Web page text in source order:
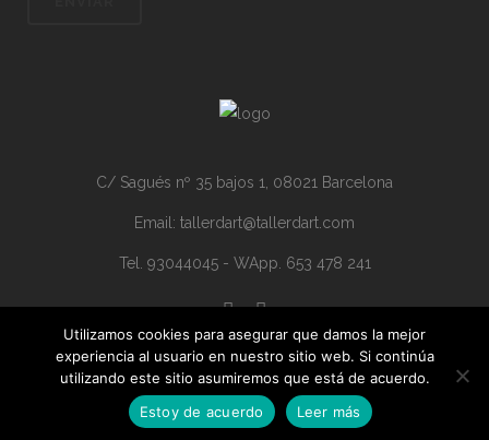
C/ Sagués nº 35 bajos 1, 08021 Barcelona
Email: tallerdart@tallerdart.com
Tel. 93044045 - WApp. 653 478 241
© Taller D'art 2015 ·Política de cookies·Política de privacidad
Utilizamos cookies para asegurar que damos la mejor
experiencia al usuario en nuestro sitio web. Si continúa
utilizando este sitio asumiremos que está de acuerdo.
Estoy de acuerdo
Leer más